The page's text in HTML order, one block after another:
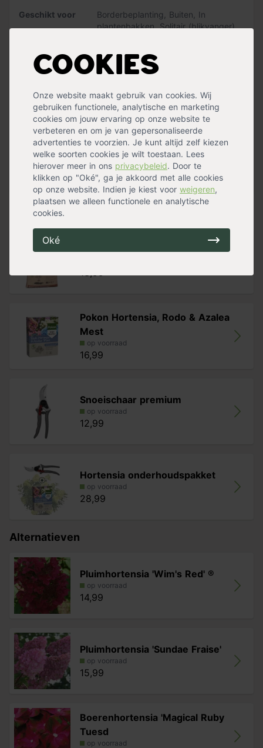
Cookies
Onze website maakt gebruik van cookies. Wij
gebruiken functionele, analytische en marketing
cookies om jouw ervaring op onze website te
verbeteren en om je van gepersonaliseerde
advertenties te voorzien. Je kunt altijd zelf kiezen
welke soorten cookies je wilt toestaan. Lees
hierover meer in ons privacybeleid. Door te
klikken op "Oké", ga je akkoord met alle cookies
op onze website. Indien je kiest voor weigeren,
plaatsen we alleen functionele en analytische
cookies.
Oké
zoals de hortensia en bevat 6 maanden voeding.
dus snoei niet te vroeg. In het voorjaar kun je de oude
bloemen en dorre takken verwijderen, zo geef je de
op dat je niet te diep snoeit, anders knip je de nieuwe
knoppen weg.
Geschikt voor Borderbeplanting Buiten
In
plantenbakken,Solitair (blikvanger),
Bladkleur
Groen
Blad winter
Bladverliezend
Bloeiperiode
Voorjaarsbloeier, Zomerbloeier
Wintergroen
Nee
Standplaats
Halfschaduw ,Zon
Maximalehoogte
125 cm
Bloemkleur
Blauw,Roze
Snoeimaand
Maart
Groeisnelheid
Snel
Bloemvorm
Bol
Meer specificaties »
Handig voor erbij
Pokon Hortensia Potgrond Bio
13,99
Pokon Hortensia, Rodo & Azalea
Mest
op voorraad
16,99
Snoeischaar premium
op voorraad
12,99
Hortensia onderhoudspakket
op voorraad
28,99
Alternatieven
Pluimhortensia 'Wim's Red' ®
op voorraad
14,99
Pluimhortensia 'Sundae Fraise'
op voorraad
15,99
Boerenhortensia 'Magical Ruby
Tuesd
op voorraad